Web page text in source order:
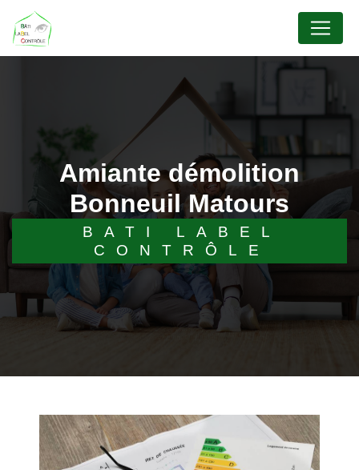
amiante démolition
Bonneuil Matours
BATI LABEL
CONTRÔLE
Panneau de gestion des cookies